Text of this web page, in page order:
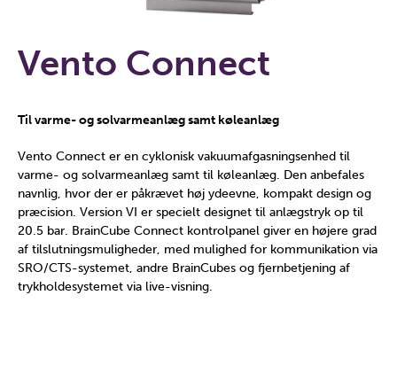
Vento Connect
Til varme- og solvarmeanlæg samt køleanlæg
Vento Connect er en cyklonisk vakuumafgasningsenhed til
varme- og solvarmeanlæg samt til køleanlæg. Den anbefales
navnlig, hvor der er påkrævet høj ydeevne, kompakt design og
præcision. Version VI er specielt designet til anlægstryk op til
20.5 bar. BrainCube Connect kontrolpanel giver en højere grad
af tilslutningsmuligheder, med mulighed for kommunikation via
SRO/CTS-systemet, andre BrainCubes og fjernbetjening af
trykholdesystemet via live-visning.